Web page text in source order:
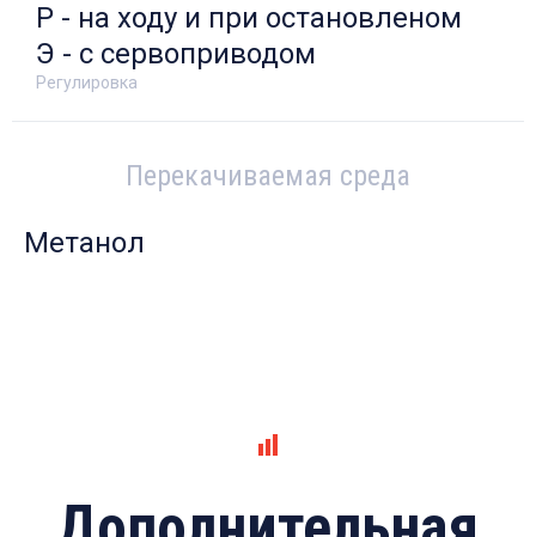
Регулировка
Р - на ходу и при остановленом
Э - с сервоприводом
Перекачиваемая среда
Метанол